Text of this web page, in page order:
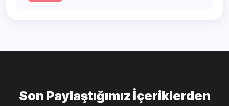
Son Paylaştığımız İçeriklerden